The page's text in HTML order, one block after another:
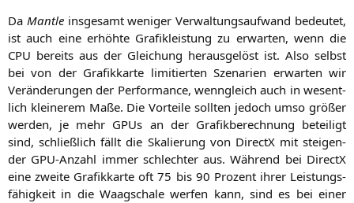
Da Man­t­leins­ge­samt weni­ger Ver­wal­tungs­auf­wand bedeu­tet,
ist auch eine erhöh­te Gra­fik­leis­tung zu erwar­ten, wenn die
CPU bereits aus der Glei­chung her­aus­ge­löst ist. Also selbst
bei von der Gra­fik­kar­te limi­tier­ten Sze­na­ri­en erwar­ten wir
Ver­än­de­run­gen der Per­for­mance, wenn­gleich auch in wesent­
lich klei­ne­rem Maße. Die Vor­tei­le soll­ten jedoch umso grö­ßer
wer­den, je mehr GPUs an der Gra­fik­be­rech­nung betei­ligt
sind, schließ­lich fällt die Ska­lie­rung von DirectX mit stei­gen­
der GPU-Anzahl immer schlech­ter aus. Wäh­rend bei DirectX
eine zwei­te Gra­fik­kar­te oft 75 bis 90 Pro­zent ihrer Leis­tungs­
fä­hig­keit in die Waag­scha­le wer­fen kann, sind es bei einer